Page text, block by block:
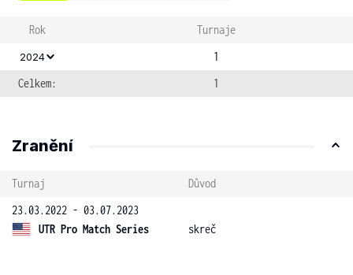
Rok Turnaje
2024
1
Celkem:
1
Zranění
Turnaj
Důvod
23.03.2022 - 03.07.2023
UTR Pro Match Series
skreč